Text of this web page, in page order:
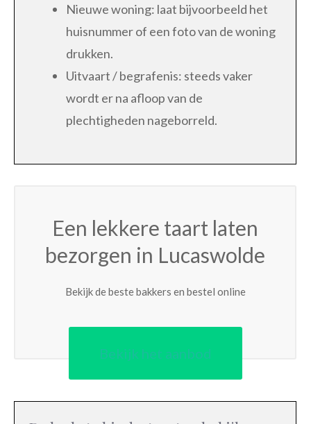
Nieuwe woning: laat bijvoorbeeld het
huisnummer of een foto van de woning
drukken.
Uitvaart / begrafenis: steeds vaker
wordt er na afloop van de
plechtigheden nageborreld.
Een lekkere taart laten
bezorgen in Lucaswolde
Bekijk de beste bakkers en bestel online
Bekijk het aanbod